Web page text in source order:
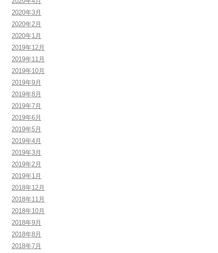
2020年3月
2020年2月
2020年1月
2019年12月
2019年11月
2019年10月
2019年9月
2019年8月
2019年7月
2019年6月
2019年5月
2019年4月
2019年3月
2019年2月
2019年1月
2018年12月
2018年11月
2018年10月
2018年9月
2018年8月
2018年7月